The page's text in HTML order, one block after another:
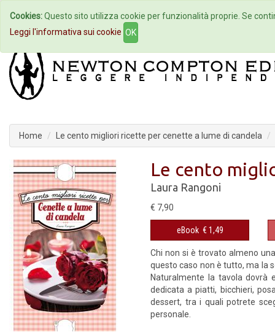
Home Autori Eventi
Home Le cento migliori ricette per cenette a lume di candela
Le cento
Laura Rangoni
€ 7,90
eBook € 1,49
Chi non si è trovato almeno
questo caso non è tutto, ma la
Naturalmente la tavola dovrà
dedicata a piatti, bicchieri,
dessert, tra i quali potrete
personale.
Cookies:Questo sito utilizza cookie per funzionalità proprie. Se
Leggi l'informativa sui cookie OK